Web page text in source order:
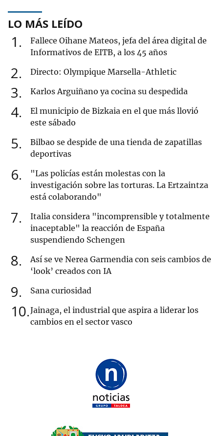
LO MÁS LEÍDO
1
Fallece Oihane Mateos, jefa del área digital de
Informativos de EITB, a los 45 años
2 Directo: Olympique Marsella-Athletic
3 Karlos Arguiñano ya cocina su despedida
4
El municipio de Bizkaia en el que más llovió
este sábado
5
Bilbao se despide de una tienda de zapatillas
deportivas
6
"Las policías están molestas con la
investigación sobre las torturas. La Ertzaintza
está colaborando"
7
Italia considera "incomprensible y totalmente
inaceptable" la reacción de España
suspendiendo Schengen
8
Así se ve Nerea Garmendia con seis cambios de
‘look’ creados con IA
9 Sana curiosidad
10 Jainaga, el industrial que aspira a liderar los
cambios en el sector vasco